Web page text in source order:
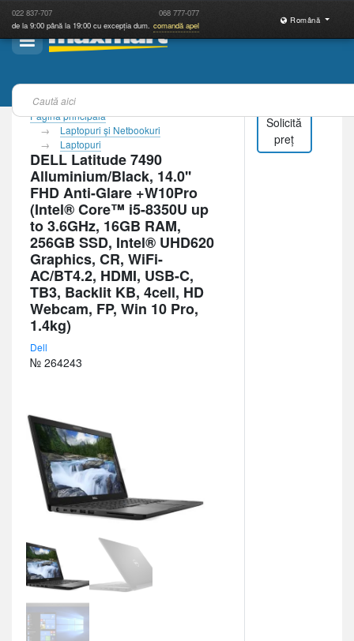
022 837-707 068 777-077
de la 9:00 până la 19:00 cu excepția dum. comandă apel
Română
Pagina principală
Laptopuri şi Netbookuri
Laptopuri
DELL Latitude 7490
Alluminium/Black, 14.0''
FHD Anti-Glare +W10Pro
(Intel® Core™ i5-8350U up
to 3.6GHz, 16GB RAM,
256GB SSD, Intel® UHD620
Graphics, CR, WiFi-
AC/BT4.2, HDMI, USB-C,
TB3, Backlit KB, 4cell, HD
Webcam, FP, Win 10 Pro,
1.4kg)
Dell
№ 264243
Solicită
preț